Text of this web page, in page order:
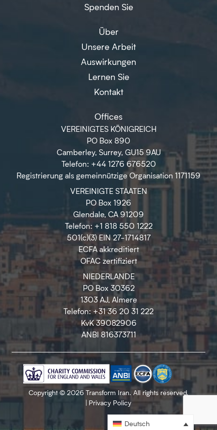
Deutsch
Spenden Sie
Über
Unsere Arbeit
Auswirkungen
Lernen Sie
Kontakt
Offices
VEREINIGTES KÖNIGREICH
PO Box 890
Camberley, Surrey, GU15 9AU
Telefon: +44 1276 676520
Registrierung als gemeinnützige Organisation 1171159
VEREINIGTE STAATEN
PO Box 1926
Glendale, CA 91209
Telefon: +1 818 550 1222
501(c)(3) EIN 27-1714817
ECFA akkreditiert
OFAC zertifiziert
NIEDERLANDE
PO Box 30362
1303 AJ, Almere
Telefon: +31 36 20 31 222
KvK 39082906
ANBI 816373711
Copyright © 2026 Transform Iran. All rights reserved.
| Privacy Policy